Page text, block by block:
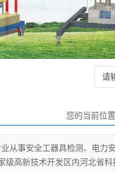
您的当前位
从事安全工器具检测、电力
高新技术开发区内河北省科